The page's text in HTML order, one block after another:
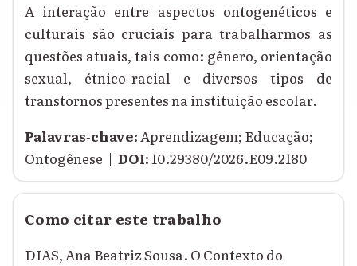
A interação entre aspectos ontogenéticos e
culturais são cruciais para trabalharmos as
questões atuais, tais como: gênero, orientação
sexual, étnico-racial e diversos tipos de
transtornos presentes na instituição escolar.
Palavras‑chave:Aprendizagem; Educação;
Ontogênese | DOI: 10.29380/2026.E09.2180
Como citar este trabalho
DIAS, Ana Beatriz Sousa. O Contexto do